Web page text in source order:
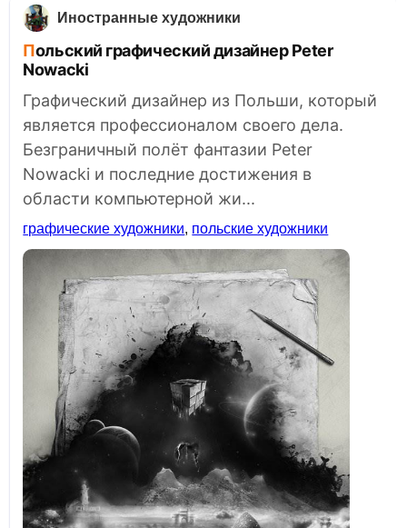
Иностранные художники
Польский графический дизайнер Peter
Nowacki
Графический дизайнер из Польши, который
является профессионалом своего дела.
Безграничный полёт фантазии Peter
Nowacki и последние достижения в
области компьютерной жи...
графические художники, польские художники